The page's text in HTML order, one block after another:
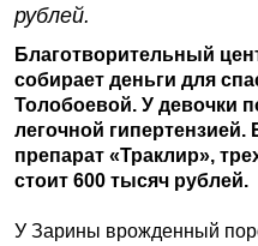
рублей.
Благотворительный
собирает деньги для
Толобоевой. У девочки
легочной
препарат «Траклир»,
стоит 600 тысяч рублей.
У Зарины врожденный